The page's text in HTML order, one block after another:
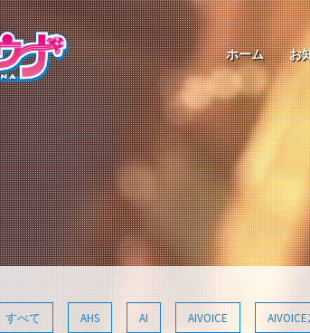
ホーム お
すべて AHS AI AIVOICE